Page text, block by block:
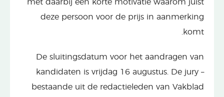
met daarbij een korte motivatie waarom juist
deze persoon voor de prijs in aanmerking
komt.
De sluitingsdatum voor het aandragen van
kandidaten is vrijdag 16 augustus. De jury –
bestaande uit de redactieleden van Vakblad